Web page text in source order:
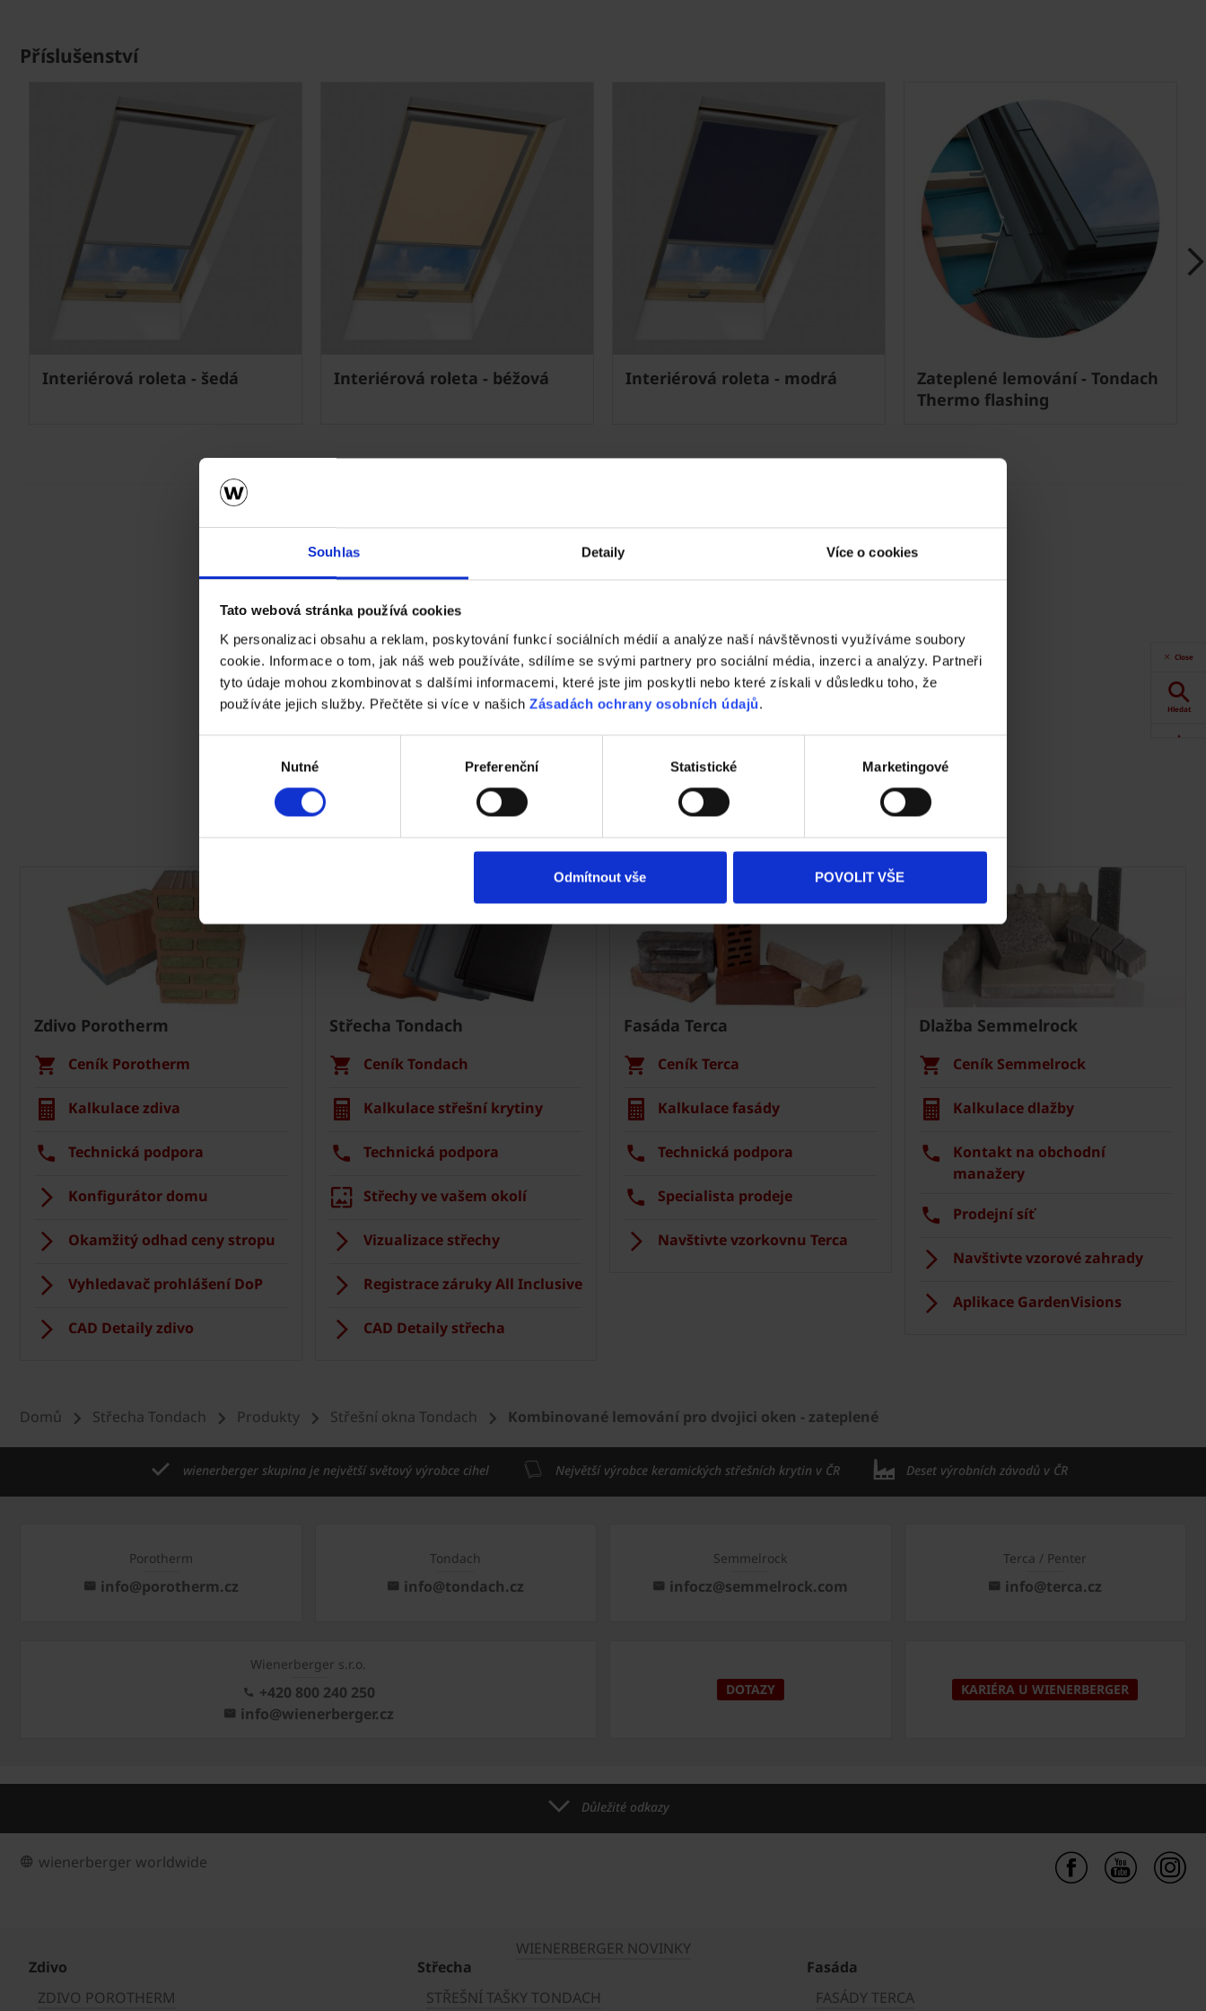
Souhlas Detaily Více o cookies
Tato webová stránka používá cookies
K personalizaci obsahu a reklam, poskytování funkcí sociálních médií a analýze naší návštěvnosti využíváme soubory
cookie. Informace o tom, jak náš web používáte, sdílíme se svými partnery pro sociální média, inzerci a analýzy. Partneři
tyto údaje mohou zkombinovat s dalšími informacemi, které jste jim poskytli nebo které získali v důsledku toho, že
používáte jejich služby. Přečtěte si více v našich Zásadách ochrany osobních údajů.
Nutné Preferenční Statistické Marketingové
Odmítnout vše POVOLIT VŠE
Příslušenství
Interiérová roleta - šedá Interiérová roleta - béžová Interiérová roleta - modrá
Zateplené lemování - Tondach
Thermo flashing
Next
Kalkulace střechy Tondach ZDARMA! Kontrola střechy před rekonstrukcí
Zdivo Porotherm
Ceník Porotherm
Kalkulace zdiva
Technická podpora
Konfigurátor domu
Okamžitý odhad ceny stropu
Vyhledavač prohlášení DoP
CAD Detaily zdivo
Střecha Tondach
Ceník Tondach
Kalkulace střešní krytiny
Technická podpora
Střechy ve vašem okolí
Vizualizace střechy
Registrace záruky All Inclusive
CAD Detaily střecha
Fasáda Terca
Ceník Terca
Kalkulace fasády
Technická podpora
Specialista prodeje
Navštivte vzorkovnu Terca
Dlažba Semmelrock
Ceník Semmelrock
Kalkulace dlažby
Kontakt na obchodní
manažery
Prodejní síť
Navštivte vzorové zahrady
Aplikace GardenVisions
Close
Hledat
Domů Střecha Tondach Produkty Střešní okna Tondach Kombinované lemování pro dvojici oken - zateplené
wienerberger skupina je největší světový výrobce cihel Největší výrobce keramických střešních krytin v ČR Deset výrobních závodů v ČR
Porotherm
info@porotherm.cz
Tondach
info@tondach.cz
Semmelrock
infocz@semmelrock.com
Terca / Penter
info@terca.cz
Wienerberger s.r.o.
+420 800 240 250
info@wienerberger.cz
DOTAZY KARIÉRA U WIENERBERGER
Důležité odkazy
wienerberger worldwide
WIENERBERGER NOVINKY
Zdivo
ZDIVO POROTHERM
Střecha
STŘEŠNÍ TAŠKY TONDACH
Fasáda
FASÁDY TERCA